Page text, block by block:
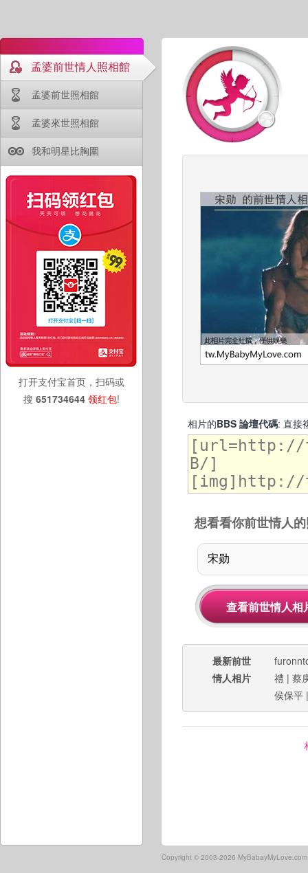
孟婆前世情人照相館
孟婆前世照相館
孟婆來世照相館
我和明星比胸圍
打开支付宝首页，扫码或
搜 651734644 领红包!
相片的BBS 論壇代碼: 直接
想看看你前世情人
最新前世
情人相片
禮 | 蔡
侯保平
Copyright © 2003-2026